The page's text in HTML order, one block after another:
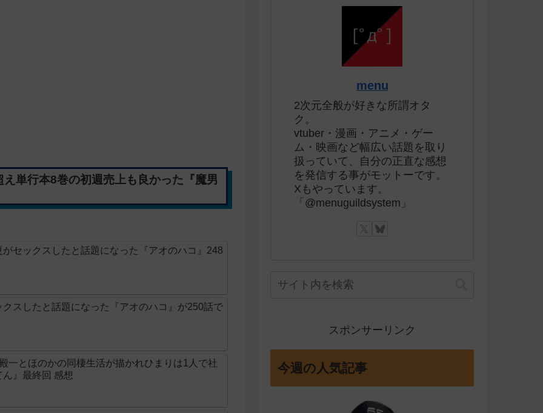
単行本8巻の初週売上も良かった『魔男
セックスしたと話題になった『アオのハコ』248
スしたと話題になった『アオのハコ』が250話で
一とほのかの同棲生活が描かれひまりは1人で社
』最終回 感想
menu
2次元全般が好きな所謂オタ
ク。
vtuber・漫画・アニメ・ゲー
ム・映画など幅広い話題を取り
扱っていて、自分の正直な感想
を発信する事がモットーです。
Xもやっています。
「@menuguildsystem」
スポンサーリンク
今週の人気記事